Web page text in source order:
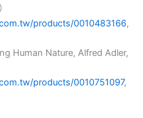
products/0010483166,
Human Nature, Alfred Adler,
products/0010751097,